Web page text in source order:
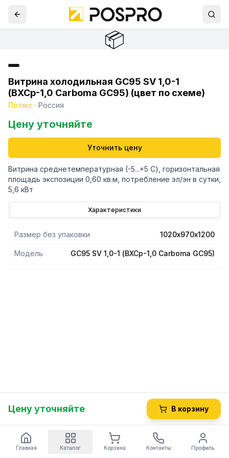
📦
Витрина холодильная GC95 SV 1,0-1
(ВХСр-1,0 Carboma GC95) (цвет по схеме)
Полюс · Россия
Цену уточняйте
Уточнить цену
Витрина среднетемпературная (-5...+5 С), горизонтальная
площадь экспозиции 0,60 кв.м, потребление эл/эн в сутки,
5,6 кВт
Характеристики
Размер без упаковки 1020х970х1200
Модель GC95 SV 1,0-1 (ВХСр-1,0 Carboma GC95)
Цену уточняйте В корзину
Главная Каталог Корзина Контакты Профиль